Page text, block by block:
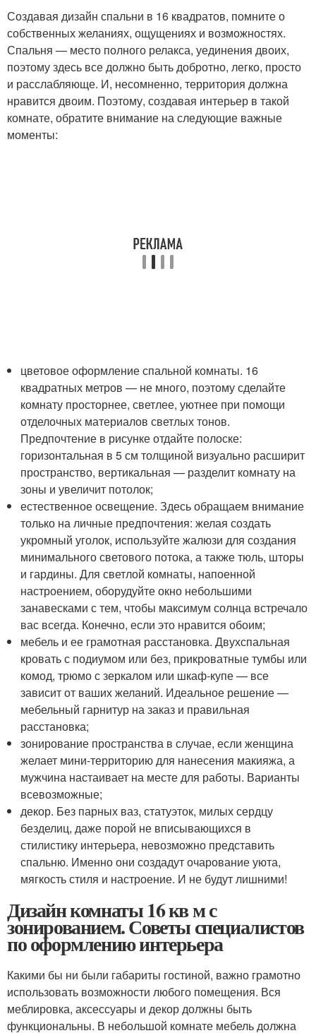
Создавая дизайн спальни в 16 квадратов, помните о
собственных желаниях, ощущениях и возможностях.
Спальня — место полного релакса, уединения двоих,
поэтому здесь все должно быть добротно, легко, просто
и расслабляюще. И, несомненно, территория должна
нравится двоим. Поэтому, создавая интерьер в такой
комнате, обратите внимание на следующие важные
моменты:
цветовое оформление спальной комнаты. 16
квадратных метров — не много, поэтому сделайте
комнату просторнее, светлее, уютнее при помощи
отделочных материалов светлых тонов.
Предпочтение в рисунке отдайте полоске:
горизонтальная в 5 см толщиной визуально расширит
пространство, вертикальная — разделит комнату на
зоны и увеличит потолок;
естественное освещение. Здесь обращаем внимание
только на личные предпочтения: желая создать
укромный уголок, используйте жалюзи для создания
минимального светового потока, а также тюль, шторы
и гардины. Для светлой комнаты, напоенной
настроением, оборудуйте окно небольшими
занавесками с тем, чтобы максимум солнца встречало
вас всегда. Конечно, если это нравится обоим;
мебель и ее грамотная расстановка. Двухспальная
кровать с подиумом или без, прикроватные тумбы или
комод, трюмо с зеркалом или шкаф-купе — все
зависит от ваших желаний. Идеальное решение —
мебельный гарнитур на заказ и правильная
расстановка;
зонирование пространства в случае, если женщина
желает мини-территорию для нанесения макияжа, а
мужчина настаивает на месте для работы. Варианты
всевозможные;
декор. Без парных ваз, статуэток, милых сердцу
безделиц, даже порой не вписывающихся в
стилистику интерьера, невозможно представить
спальню. Именно они создадут очарование уюта,
мягкость стиля и настроение. И не будут лишними!
Дизайн комнаты 16 кв м с
зонированием. Советы специалистов
по оформлению интерьера
Какими бы ни были габариты гостиной, важно грамотно
использовать возможности любого помещения. Вся
меблировка, аксессуары и декор должны быть
функциональны. В небольшой комнате мебель должна